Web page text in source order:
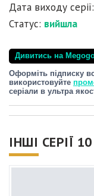
Дата виходу серії:
Статус: вийшла
Дивитись на
Оформіть підписку
використовуйте
серіали в ультра
ІНШІ СЕРІЇ